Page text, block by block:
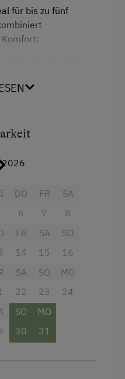
für bis zu fünf
für erholsame
: Modern und
Stauraum für
2026
DO
6
FR
7
SA
8
FR
14
SA
15
SO
16
SA
22
SO
23
MO
24
SO
30
MO
31